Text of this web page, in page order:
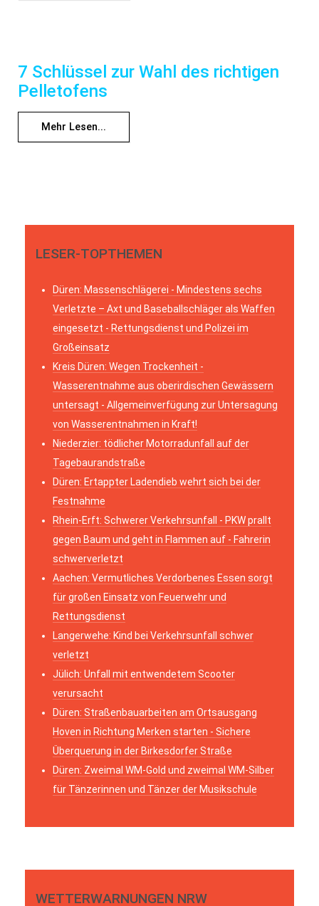
7 Schlüssel zur Wahl des richtigen
Pelletofens
Mehr Lesen...
LESER-TOPTHEMEN
Düren: Massenschlägerei - Mindestens sechs
Verletzte – Axt und Baseballschläger als Waffen
eingesetzt - Rettungsdienst und Polizei im
Großeinsatz
Kreis Düren: Wegen Trockenheit -
Wasserentnahme aus oberirdischen Gewässern
untersagt - Allgemeinverfügung zur Untersagung
von Wasserentnahmen in Kraft!
Niederzier: tödlicher Motorradunfall auf der
Tagebaurandstraße
Düren: Ertappter Ladendieb wehrt sich bei der
Festnahme
Rhein-Erft: Schwerer Verkehrsunfall - PKW prallt
gegen Baum und geht in Flammen auf - Fahrerin
schwerverletzt
Aachen: Vermutliches Verdorbenes Essen sorgt
für großen Einsatz von Feuerwehr und
Rettungsdienst
Langerwehe: Kind bei Verkehrsunfall schwer
verletzt
Jülich: Unfall mit entwendetem Scooter
verursacht
Düren: Straßenbauarbeiten am Ortsausgang
Hoven in Richtung Merken starten - Sichere
Überquerung in der Birkesdorfer Straße
Düren: Zweimal WM-Gold und zweimal WM-Silber
für Tänzerinnen und Tänzer der Musikschule
WETTERWARNUNGEN NRW